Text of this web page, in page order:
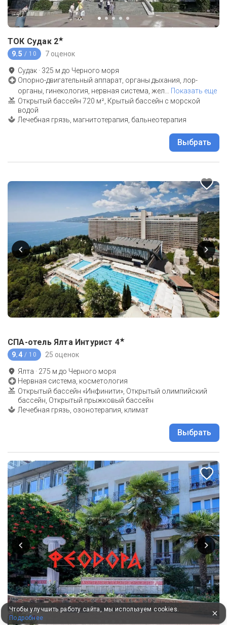
ТОК Судак 2★
9.5 / 10 7 оценок
Судак · 325 м до Черного моря
Опорно-двигательный аппарат, органы дыхания, лор-
органы, гинекология, нервная система, жел… Показать еще
Открытый бассейн 720 м², Крытый бассейн с морской
водой
Лечебная грязь, магнитотерапия, бальнеотерапия
Выбрать
СПА-отель Ялта Интурист 4★
9.4 / 10 25 оценок
Ялта · 275 м до Черного моря
Нервная система, косметология
Открытый бассейн «Инфинити», Открытый олимпийский
бассейн, Открытый прыжковый бассейн
Лечебная грязь, озонотерапия, климат
Выбрать
Чтобы улучшить работу сайта, мы используем cookies.
Подробнее